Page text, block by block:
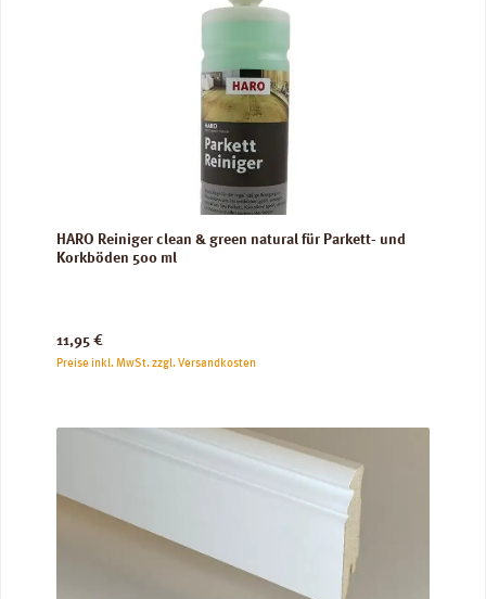
HARO Reiniger clean & green natural für Parkett- und
Korkböden 500 ml
Regulärer Preis:
11,95 €
Preise inkl. MwSt. zzgl. Versandkosten